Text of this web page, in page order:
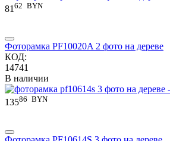
81 62 BYN
Фоторамка PF10020A 2 фото на дереве
КОД:
14741
В наличии
13586 BYN